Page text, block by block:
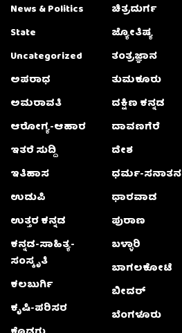
News & Politics
State
Uncategorized
ಅಪರಾಧ
ಅಮರಾವತಿ
ಆರೋಗ್ಯ-ಆಹಾರ
ಇತರೆ ಸುದ್ದಿ
ಇತಿಹಾಸ
ಉಡುಪಿ
ಉತ್ತರ ಕನ್ನಡ
ಕನ್ನಡ-ಸಾಹಿತ್ಯ-
ಸಂಸ್ಕೃತಿ
ಕಲಬುರ್ಗಿ
ಕೃಷಿ-ಪರಿಸರ
ಚಿತ್ರದುರ್ಗ
ಜ್ಯೋತಿಷ್ಯ
ತಂತ್ರಜ್ಞಾನ
ತುಮಕೂರು
ದಕ್ಷಿಣ ಕನ್ನಡ
ದಾವಣಗೆರೆ
ದೇಶ
ಧರ್ಮ-ಸನಾತನ
ಧಾರವಾಡ
ಪುರಾಣ
ಬಳ್ಳಾರಿ
ಬಾಗಲಕೋಟೆ
ಬೀದರ್
ಬೆಂಗಳೂರು